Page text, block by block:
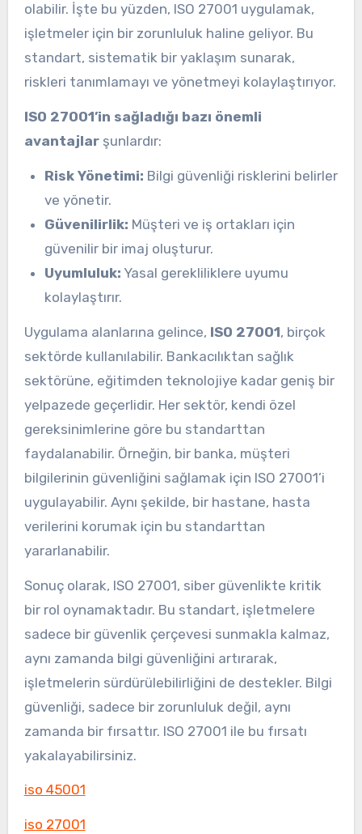
olabilir. İşte bu yüzden, ISO 27001 uygulamak,
işletmeler için bir zorunluluk haline geliyor. Bu
standart, sistematik bir yaklaşım sunarak,
riskleri tanımlamayı ve yönetmeyi kolaylaştırıyor.
ISO 27001’in sağladığı bazı önemli
avantajlarşunlardır:
Risk Yönetimi: Bilgi güvenliği risklerini belirler
ve yönetir.
Güvenilirlik: Müşteri ve iş ortakları için
güvenilir bir imaj oluşturur.
Uyumluluk: Yasal gerekliliklere uyumu
kolaylaştırır.
Uygulama alanlarına gelince, ISO 27001, birçok
sektörde kullanılabilir. Bankacılıktan sağlık
sektörüne, eğitimden teknolojiye kadar geniş bir
yelpazede geçerlidir. Her sektör, kendi özel
gereksinimlerine göre bu standarttan
faydalanabilir. Örneğin, bir banka, müşteri
bilgilerinin güvenliğini sağlamak için ISO 27001’i
uygulayabilir. Aynı şekilde, bir hastane, hasta
verilerini korumak için bu standarttan
yararlanabilir.
Sonuç olarak, ISO 27001, siber güvenlikte kritik
bir rol oynamaktadır. Bu standart, işletmelere
sadece bir güvenlik çerçevesi sunmakla kalmaz,
aynı zamanda bilgi güvenliğini artırarak,
işletmelerin sürdürülebilirliğini de destekler. Bilgi
güvenliği, sadece bir zorunluluk değil, aynı
zamanda bir fırsattır. ISO 27001 ile bu fırsatı
yakalayabilirsiniz.
iso 45001
iso 27001